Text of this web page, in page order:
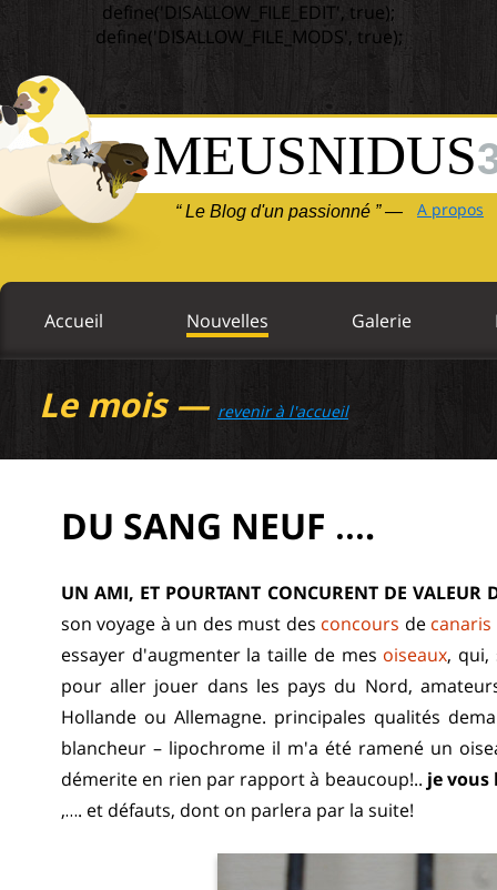
define('DISALLOW_FILE_EDIT', true);
define('DISALLOW_FILE_MODS', true);
MEUSNIDUS
“ Le Blog d'un passionné ” — A propos
Accueil Nouvelles Galerie
Le mois — revenir à l'accueil
DU SANG NEUF ….
UN AMI, ET POURTANT CONCURENT DE VALEUR
son voyage à un des must des concours de canaris
essayer d'augmenter la taille de mes oiseaux, qui,
pour aller jouer dans les pays du Nord,
Hollande ou Allemagne. principales qualités
blancheur – lipochrome il m'a été ramené un
démerite en rien par rapport à beaucoup!.. je
,…. et défauts, dont on parlera par la suite!